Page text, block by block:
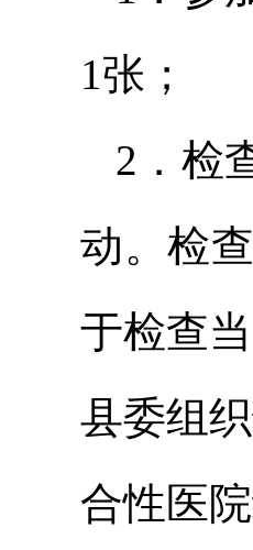
1张；
2．检
动。检
于检查
县委组
合性医